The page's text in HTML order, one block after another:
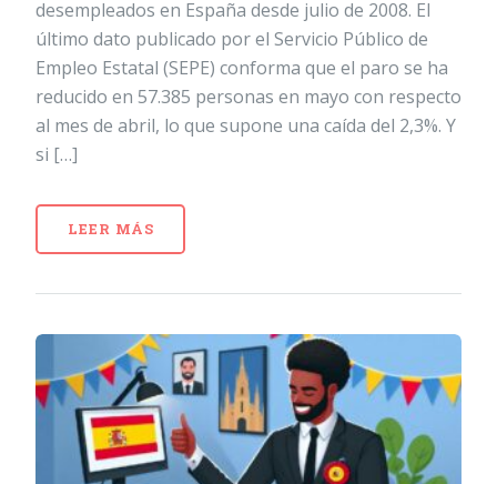
desempleados en España desde julio de 2008. El
último dato publicado por el Servicio Público de
Empleo Estatal (SEPE) conforma que el paro se ha
reducido en 57.385 personas en mayo con respecto
al mes de abril, lo que supone una caída del 2,3%. Y
si […]
LEER MÁS